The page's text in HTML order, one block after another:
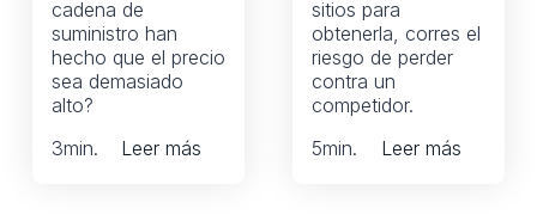
cadena de
suministro han
hecho que el precio
sea demasiado
alto?
3min. Leer más
sitios para
obtenerla, corres el
riesgo de perder
contra un
competidor.
5min. Leer más